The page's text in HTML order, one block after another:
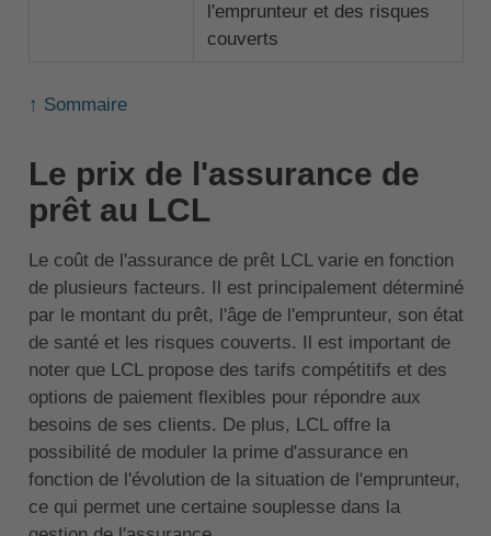
l'emprunteur et des risques
couverts
↑ Sommaire
Le prix de l'assurance de
prêt au LCL
Le coût de l'assurance de prêt LCL varie en fonction
de plusieurs facteurs. Il est principalement déterminé
par le montant du prêt, l'âge de l'emprunteur, son état
de santé et les risques couverts. Il est important de
noter que LCL propose des tarifs compétitifs et des
options de paiement flexibles pour répondre aux
besoins de ses clients. De plus, LCL offre la
possibilité de moduler la prime d'assurance en
fonction de l'évolution de la situation de l'emprunteur,
ce qui permet une certaine souplesse dans la